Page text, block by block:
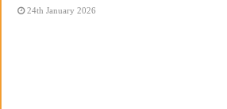
24th January 2026